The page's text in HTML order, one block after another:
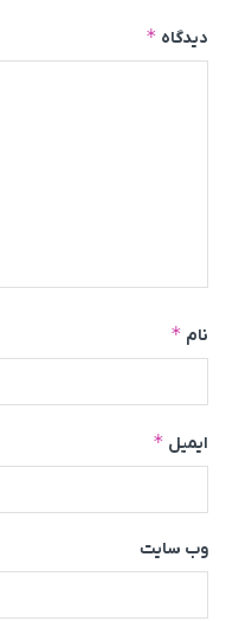
دیدگاه *
نام *
ایمیل *
وب‌ سایت